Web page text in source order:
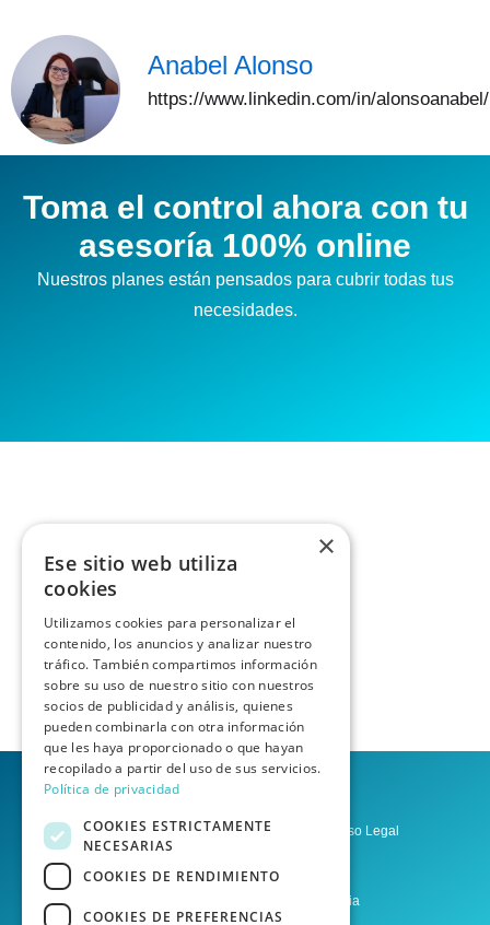
Anabel Alonso
https://www.linkedin.com/in/alonsoanabel/
Toma el control ahora con tu
asesoría 100% online
Nuestros planes están pensados para cubrir todas tus
necesidades.
Política de privacidad Aviso Legal
Asesoría Las Palmas de Gran Canaria
×
Ese sitio web utiliza
cookies
Utilizamos cookies para personalizar el
contenido, los anuncios y analizar nuestro
tráfico. También compartimos información
sobre su uso de nuestro sitio con nuestros
socios de publicidad y análisis, quienes
pueden combinarla con otra información
que les haya proporcionado o que hayan
recopilado a partir del uso de sus servicios.
Política de privacidad
COOKIES ESTRICTAMENTE
NECESARIAS
COOKIES DE RENDIMIENTO
COOKIES DE PREFERENCIAS